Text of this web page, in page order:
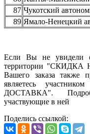
87 Чукотский
89 Ямало-Ненецкий
Если Вы не увидели
территории "СКИДКА
Вашего заказа также
являетесь
ДОСТАВКА".
участвующие в ней
Поделись ссылкой: